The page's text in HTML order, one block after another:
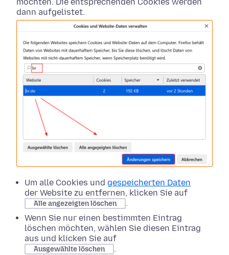
möchten. Die entsprechenden Cookies werden
dann aufgelistet.
Um alle Cookies und gespeicherten Daten
der Website zu entfernen, klicken Sie auf
Alle angezeigten löschen
.
Wenn Sie nur einen bestimmten Eintrag
löschen möchten, wählen Sie diesen Eintrag
aus und klicken Sie auf
Ausgewählte löschen
.